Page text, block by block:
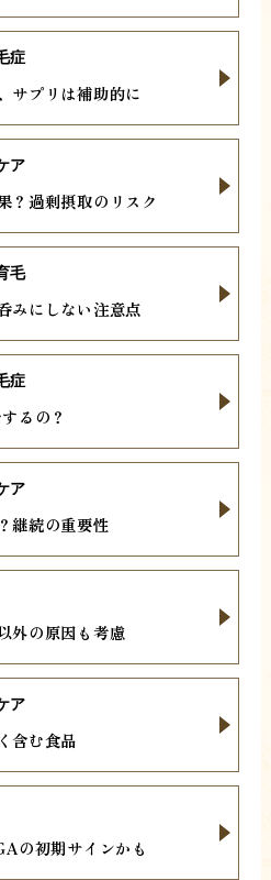
サプリは補助的に
症
？過剰摂取のリスク
ア
みにしない注意点
毛
るの？
症
継続の重要性
ア
外の原因も考慮
含む食品
ア
の初期サインかも